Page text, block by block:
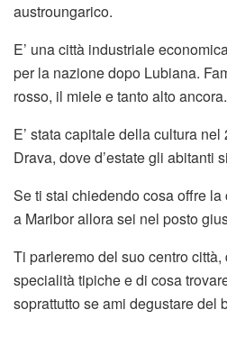
austroungarico.
E’ una città industriale
per la nazione dopo Lubiana.
rosso, il miele e tanto alto ancora.
E’ stata capitale della cultura
Drava, dove d’estate gli abitanti
Se ti stai chiedendo cosa offre
a Maribor allora sei nel posto
Ti parleremo del suo centro
specialità tipiche e di cosa
soprattutto se ami degustare del